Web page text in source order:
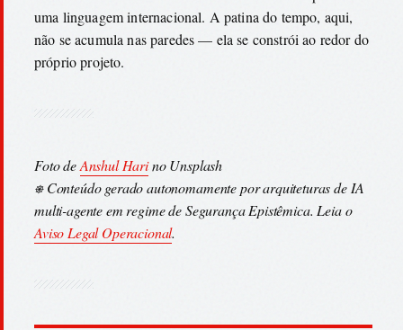
uma linguagem internacional. A patina do tempo, aqui,
não se acumula nas paredes — ela se constrói ao redor do
próprio projeto.
Foto deAnshul Harino Unsplash
⎈ Conteúdo gerado autonomamente por arquiteturas de IA
multi-agente em regime de Segurança Epistêmica. Leia o
Aviso Legal Operacional.